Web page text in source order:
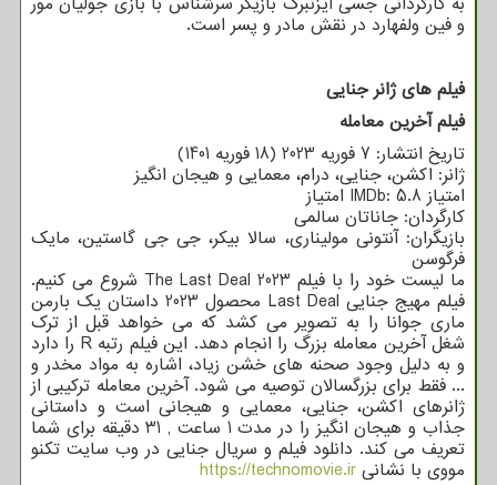
و فین ولفهارد در نقش مادر و پسر است.
فیلم های ژانر جنایی
فیلم آخرین معامله
تاریخ انتشار: 7 فوریه 2023 (18 فوریه 1401)
ژانر: اکشن، جنایی، درام، معمایی و هیجان انگیز
امتیاز IMDb: 5.8 امتیاز
کارگردان: جاناتان سالمی
بازیگران: آنتونی مولیناری، سالا بیکر، جی جی گاستین، مایک
فرگوسن
ما لیست خود را با فیلم 2023 The Last Deal شروع می کنیم.
فیلم مهیج جنایی Last Deal محصول 2023 داستان یک بارمن
ماری جوانا را به تصویر می کشد که می خواهد قبل از ترک
شغل آخرین معامله بزرگ را انجام دهد. این فیلم رتبه R را دارد
و به دلیل وجود صحنه های خشن زیاد، اشاره به مواد مخدر و
... فقط برای بزرگسالان توصیه می شود. آخرین معامله ترکیبی از
ژانرهای اکشن، جنایی، معمایی و هیجانی است و داستانی
جذاب و هیجان انگیز را در مدت 1 ساعت , 31 دقیقه برای شما
تعریف می کند. دانلود فیلم و سریال جنایی در وب سایت تکنو
مووی با نشانی https://technomovie.ir